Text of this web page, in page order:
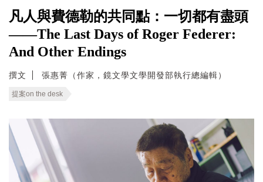
凡人與費德勒的共同點：一切都有盡頭
——The Last Days of Roger Federer:
And Other Endings
撰文 張惠菁（作家，鏡文學文學開發部執行總編輯）
提案on the desk